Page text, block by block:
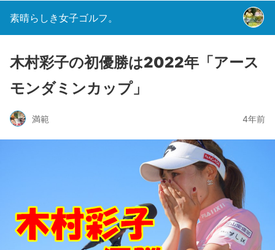
素晴らしき女子ゴルフ。
木村彩子の初優勝は2022年「アース
モンダミンカップ」
満範 4年前